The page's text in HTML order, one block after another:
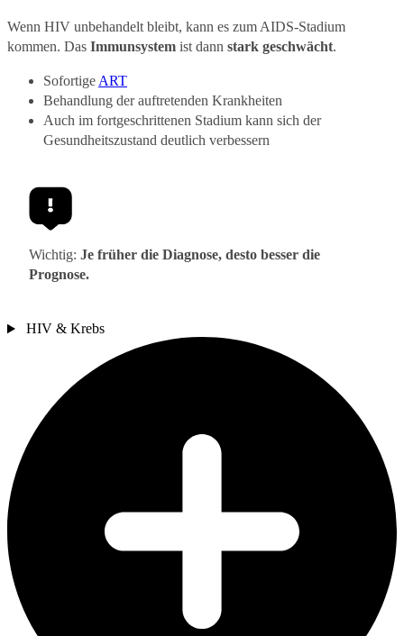
Wenn HIV unbehandelt bleibt, kann es zum AIDS-Stadium
kommen. Das Immunsystem ist dann stark geschwächt.
Sofortige ART
Behandlung der auftretenden Krankheiten
Auch im fortgeschrittenen Stadium kann sich der
Gesundheitszustand deutlich verbessern
Wichtig: Je früher die Diagnose, desto besser die
Prognose.
HIV & Krebs